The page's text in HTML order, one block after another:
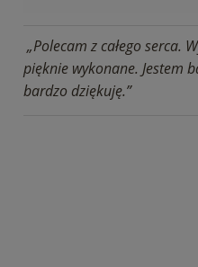
„Polecam z całego serca.
pięknie wykonane. Jestem
bardzo dziękuję.”